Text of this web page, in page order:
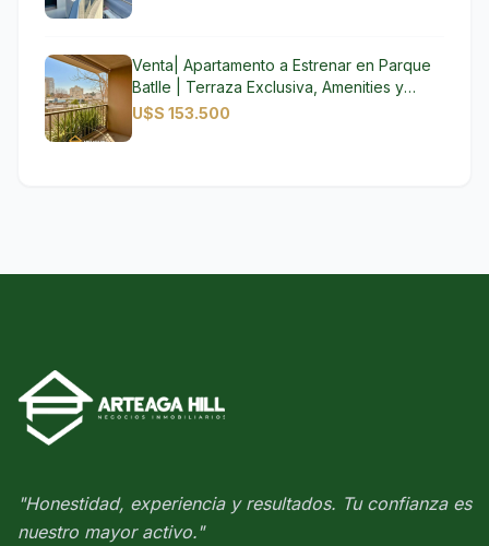
Venta| Apartamento a Estrenar en Parque
Batlle | Terraza Exclusiva, Amenities y
Excelente Ubicación
U$S 153.500
"Honestidad, experiencia y resultados. Tu confianza es
nuestro mayor activo."